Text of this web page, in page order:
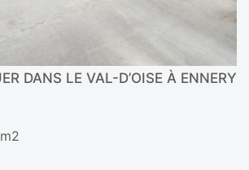
DANS LE VAL-D’OISE À ENNERY